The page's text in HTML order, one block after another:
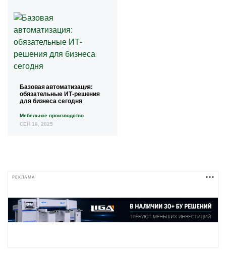
Базовая автоматизация:
обязательные ИТ-решения
для бизнеса сегодня
Мебельное производство
СЕН 16, 2025
РЕКЛАМА